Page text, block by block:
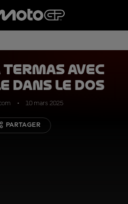
Termas avec
dans le dos
10 mars 2025
PARTAGER